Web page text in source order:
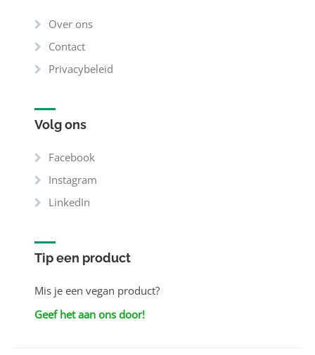
Over ons
Contact
Privacybeleid
Volg ons
Facebook
Instagram
LinkedIn
Tip een product
Mis je een vegan product?
Geef het aan ons door!